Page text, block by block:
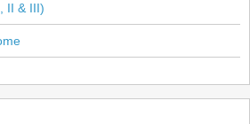
II & III)